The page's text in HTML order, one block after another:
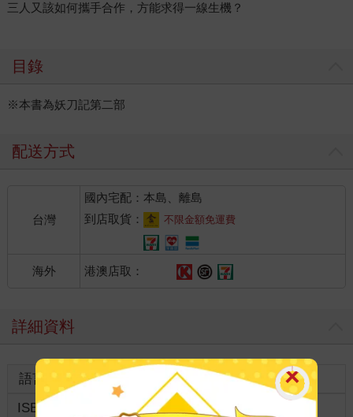
三人又該如何攜手合作，方能求得一線生機？
目錄
※本書為妖刀記第二部
配送方式
台灣
國內宅配：本島、離島
到店取貨：
不限金額免運費
海外 港澳店取：
詳細資料
語言 中文繁體 裝訂
紙本平裝
ISBN
9786269256983 分級 限制級